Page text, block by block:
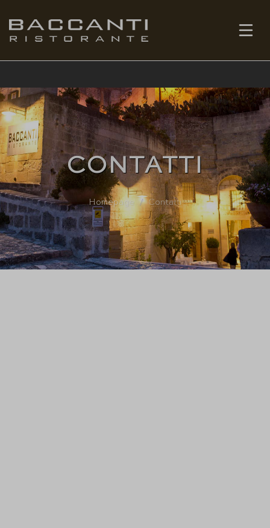
CONTATTI
Homepage Contatti